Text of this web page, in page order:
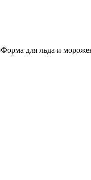
Форма для льда и